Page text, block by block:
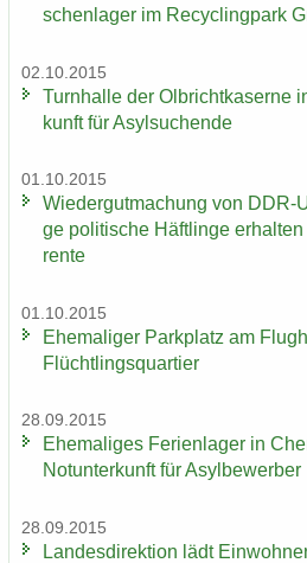
schen­la­ger im Re­cy­cling­park
02.10.2015
Turn­hal­le der Ol­bricht­ka­ser­ne
kunft für Asyl­su­chen­de
01.10.2015
Wie­der­gut­ma­chung von DDR-​
ge po­li­ti­sche Häft­lin­ge
ren­te
01.10.2015
Ehe­ma­li­ger Park­platz am
Flücht­lings­quar­tier
28.09.2015
Ehe­ma­li­ges Fe­ri­en­la­ger in
Not­un­ter­kunft für Asyl­be­wer­ber
28.09.2015
Lan­des­di­rek­ti­on lädt